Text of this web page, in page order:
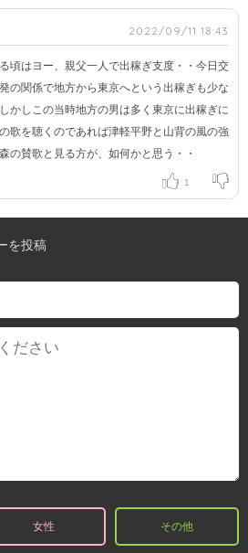
2022/09/11 18:43
頃はヨー、親父一人で出稼ぎ支度・・今日交
の関係で地方から東京へという出稼ぎも少な
かしこの当時地方の男は多く東京に出稼ぎに
歌を聴くのであれば津軽平野と山背の風の強
の賛歌と見る方が、如何かと思う・・
1
を投稿
女性 その他